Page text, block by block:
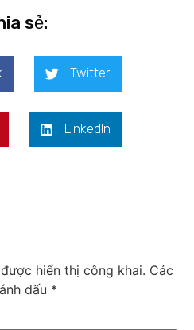
sẻ:
Twitter
LinkedIn
hiển thị công khai. Các
dấu *